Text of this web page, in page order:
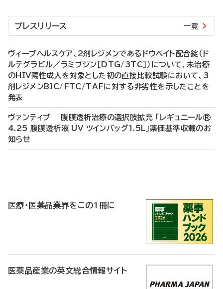
プレスリリース 一覧
ヴィーブヘルスケア、2剤レジメンであるドウベイト配合錠（ド
ルテグラビル／ラミブジン［DTG/3TC］）について、未治療
のHIV陽性成人を対象とした初の直接比較試験において、3
剤レジメンBIC/FTC/TAFに対する非劣性を示したことを
発表
ヴァンティブ 腹膜透析治療の選択肢拡充 「レギュニール®
4.25 腹膜透析液 UV ツインバッグ1.5L」薬価基準収載のお
知らせ
医療・医薬品業界をこの1冊に
医薬品産業の英文総合情報サイト